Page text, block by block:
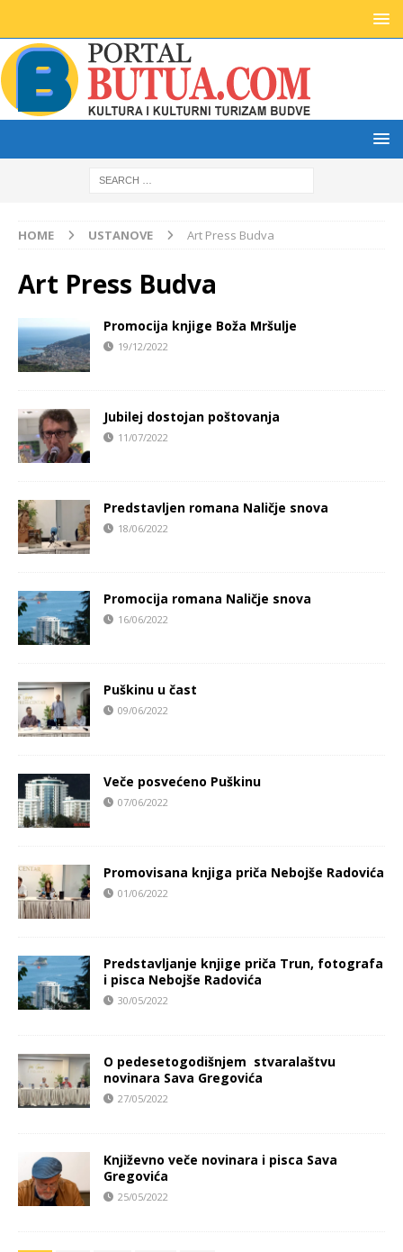
HOME USTANOVE Art Press Budva
Art Press Budva
Promocija knjige Boža Mršulje
19/12/2022
Jubilej dostojan poštovanja
11/07/2022
Predstavljen romana Naličje snova
18/06/2022
Promocija romana Naličje snova
16/06/2022
Puškinu u čast
09/06/2022
Veče posvećeno Puškinu
07/06/2022
Promovisana knjiga priča Nebojše Radovića
01/06/2022
Predstavljanje knjige priča Trun, fotografa
i pisca Nebojše Radovića
30/05/2022
O pedesetogodišnjem stvaralaštvu
novinara Sava Gregovića
27/05/2022
Književno veče novinara i pisca Sava
Gregovića
25/05/2022